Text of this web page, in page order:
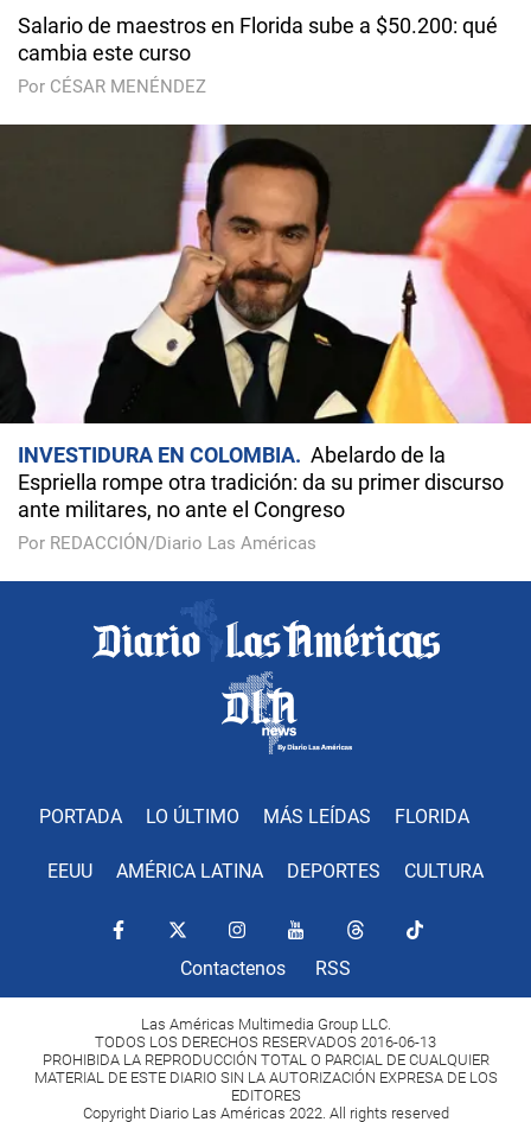
Salario de maestros en Florida sube a $50.200: qué
cambia este curso
Por CÉSAR MENÉNDEZ
INVESTIDURA EN COLOMBIA
Abelardo de la
Espriella rompe otra tradición: da su primer discurso
ante militares, no ante el Congreso
Por REDACCIÓN/Diario Las Américas
PORTADA LO ÚLTIMO MÁS LEÍDAS FLORIDA
EEUU AMÉRICA LATINA DEPORTES CULTURA
Contactenos RSS
Las Américas Multimedia Group LLC.
TODOS LOS DERECHOS RESERVADOS 2016-06-13
PROHIBIDA LA REPRODUCCIÓN TOTAL O PARCIAL DE CUALQUIER
MATERIAL DE ESTE DIARIO SIN LA AUTORIZACIÓN EXPRESA DE LOS
EDITORES
Copyright Diario Las Américas 2022. All rights reserved